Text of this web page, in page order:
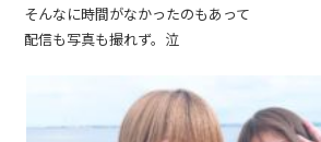
そんなに時間がなかったのもあって
配信も写真も撮れず。泣